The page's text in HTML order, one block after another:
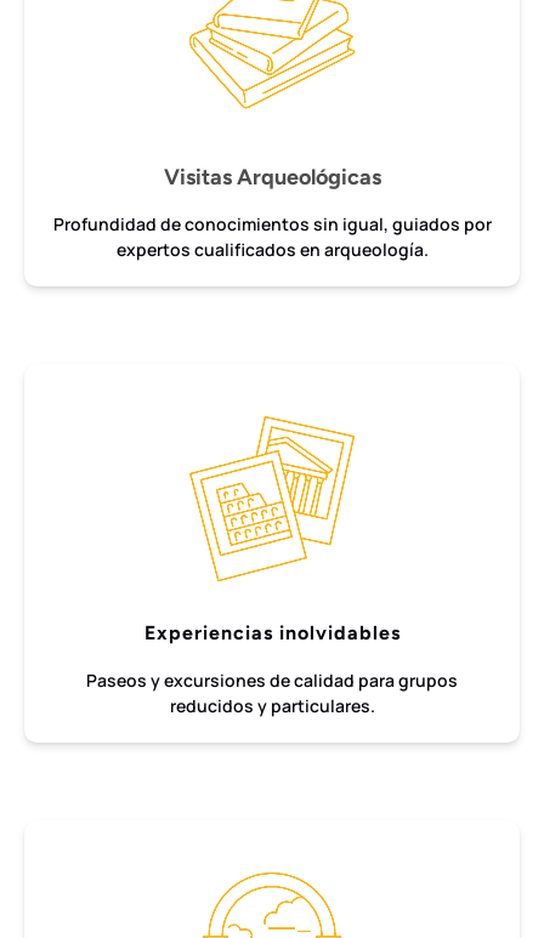
Visitas Arqueológicas
Profundidad de conocimientos sin igual, guiados por
expertos cualificados en arqueología.
Experiencias inolvidables
Paseos y excursiones de calidad para grupos
reducidos y particulares.